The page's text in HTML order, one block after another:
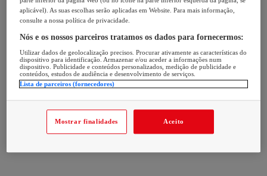
aplicável). As suas escolhas serão aplicadas em Website. Para mais informação,
consulte a nossa política de privacidade.
Nós e os nossos parceiros tratamos os dados para fornecermos:
Utilizar dados de geolocalização precisos. Procurar ativamente as características do
dispositivo para identificação. Armazenar e/ou aceder a informações num
dispositivo. Publicidade e conteúdos personalizados, medição de publicidade e
conteúdos, estudos de audiência e desenvolvimento de serviços.
Lista de parceiros (fornecedores)
Mostrar finalidades Aceito